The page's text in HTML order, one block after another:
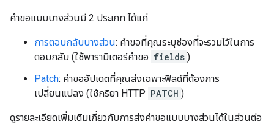
คำขอแบบบางส่วนมี 2 ประเภท ได้แก่
การตอบกลับบางส่วน: คำขอที่คุณระบุช่องที่จะรวมไว้ในการ
ตอบกลับ (ใช้พารามิเตอร์คำขอ fields )
Patch: คำขออัปเดตที่คุณส่งเฉพาะฟิลด์ที่ต้องการ
เปลี่ยนแปลง (ใช้กริยา HTTP PATCH )
ดูรายละเอียดเพิ่มเติมเกี่ยวกับการส่งคำขอแบบบางส่วนได้ในส่วนต่อ